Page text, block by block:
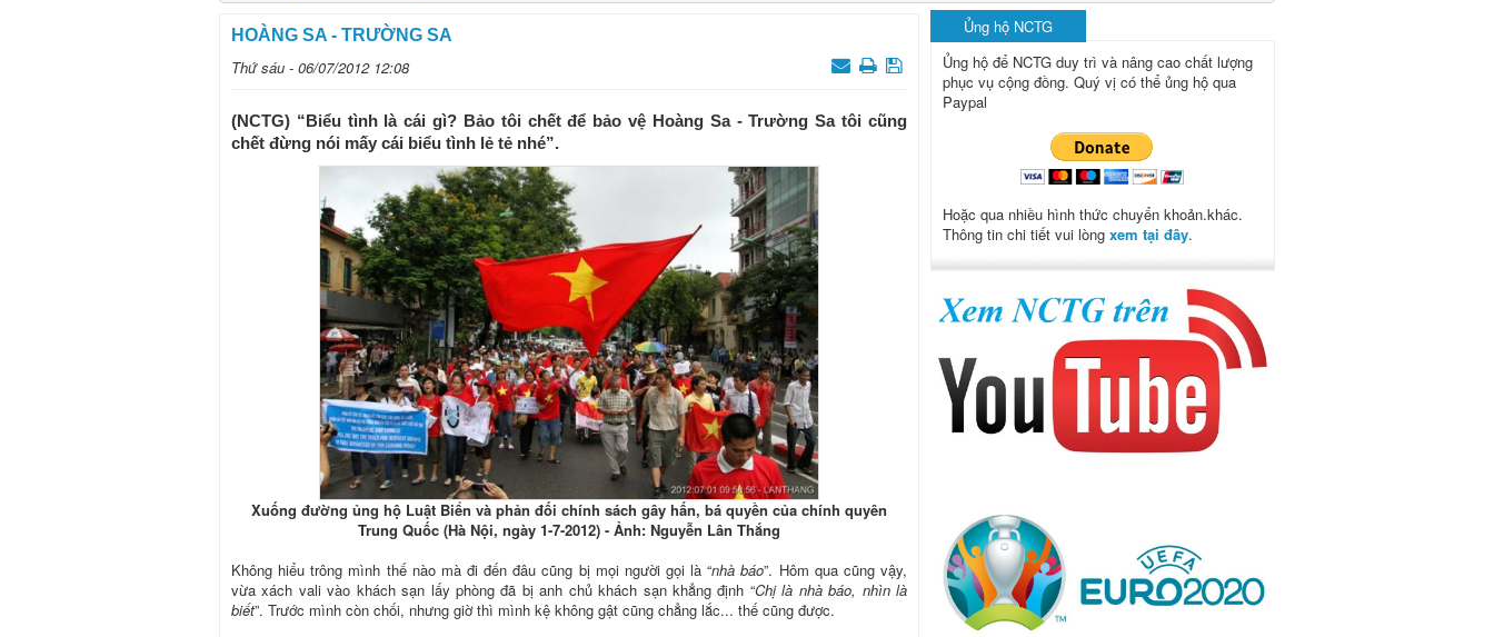
HOÀNG SA - TRƯỜNG SA
Thứ sáu - 06/07/2012 12:08
(NCTG) “Biểu tình là cái gì? Bảo tôi chết để bảo vệ Hoàng Sa - Trường Sa tôi cũng
chết đừng nói mấy cái biểu tình lẻ tẻ nhé”.
Xuống đường ủng hộ Luật Biển và phản đối chính sách gây hấn, bá quyền của chính quyên
Trung Quốc (Hà Nội, ngày 1-7-2012) - Ảnh: Nguyễn Lân Thắng
Không hiểu trông mình thế nào mà đi đến đâu cũng bị mọi người gọi là “nhà báo”. Hôm qua cũng vậy,
vừa xách vali vào khách sạn lấy phòng đã bị anh chủ khách sạn khẳng định “Chị là nhà báo, nhìn là
biết”. Trước mình còn chối, nhưng giờ thì mình kệ không gật cũng chẳng lắc... thế cũng được.
Ủng hộ NCTG
Ủng hộ để NCTG duy trì và nâng cao chất lượng
phục vụ cộng đồng. Quý vị có thể ủng hộ qua
Paypal
Hoặc qua nhiều hình thức chuyển khoản.khác.
Thông tin chi tiết vui lòng xem tại đây.